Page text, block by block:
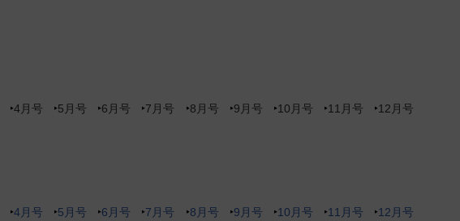
4月号 5月号 6月号 7月号 8月号 9月号 10月号 11月号 12月号
4月号 5月号 6月号 7月号 8月号 9月号 10月号 11月号 12月号